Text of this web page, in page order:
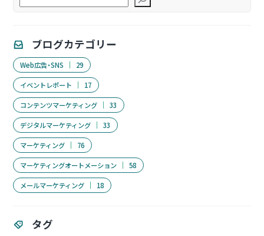
索
ブログカテゴリー
Web広告・SNS 29
イベントレポート 17
コンテンツマーケティング 33
デジタルマーケティング 33
マーケティング 76
マーケティングオートメーション 58
メールマーケティング 18
タグ